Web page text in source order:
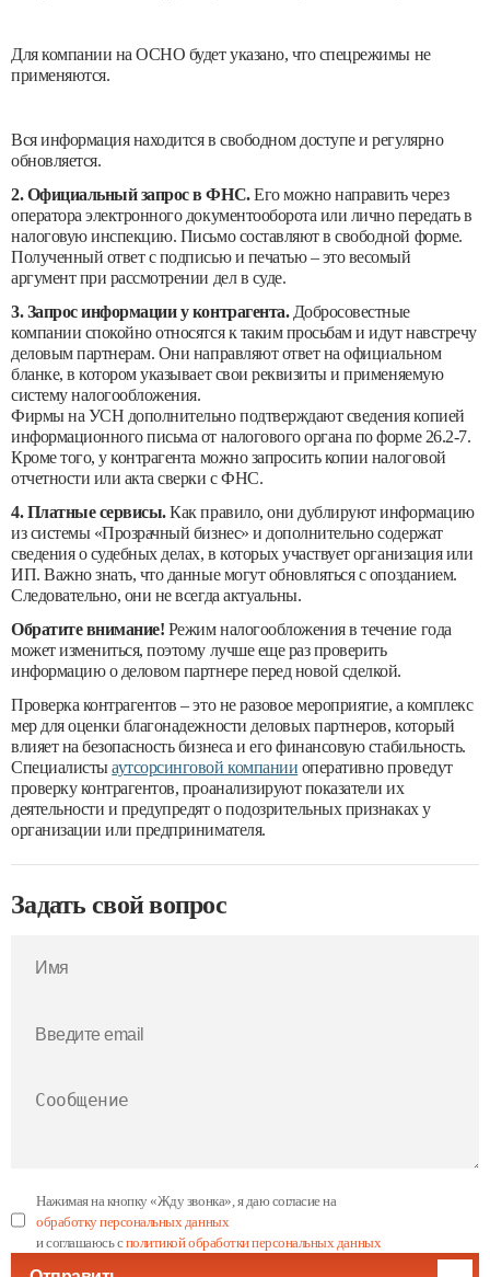
Для компании на ОСНО будет указано, что спецрежимы не
применяются.
Вся информация находится в свободном доступе и регулярно
обновляется.
2. Официальный запрос в ФНС.Его можно направить через
оператора электронного документооборота или лично передать в
налоговую инспекцию. Письмо составляют в свободной форме.
Полученный ответ с подписью и печатью – это весомый
аргумент при рассмотрении дел в суде.
3. Запрос информации у контрагента.Добросовестные
компании спокойно относятся к таким просьбам и идут навстречу
деловым партнерам. Они направляют ответ на официальном
бланке, в котором указывает свои реквизиты и применяемую
систему налогообложения.
Фирмы на УСН дополнительно подтверждают сведения копией
информационного письма от налогового органа по форме 26.2-7.
Кроме того, у контрагента можно запросить копии налоговой
отчетности или акта сверки с ФНС.
4. Платные сервисы.Как правило, они дублируют информацию
из системы «Прозрачный бизнес» и дополнительно содержат
сведения о судебных делах, в которых участвует организация или
ИП. Важно знать, что данные могут обновляться с опозданием.
Следовательно, они не всегда актуальны.
Обратите внимание! Режим налогообложения в течение года
может измениться, поэтому лучше еще раз проверить
информацию о деловом партнере перед новой сделкой.
Проверка контрагентов – это не разовое мероприятие, а комплекс
мер для оценки благонадежности деловых партнеров, который
влияет на безопасность бизнеса и его финансовую стабильность.
Специалистыаутсорсинговой компании оперативно проведут
проверку контрагентов, проанализируют показатели их
деятельности и предупредят о подозрительных признаках у
организации или предпринимателя.
Задать свой вопрос
Нажимая на кнопку «Жду звонка», я даю согласие на
обработку персональных данных
и соглашаюсь сполитикой обработки персональных данных